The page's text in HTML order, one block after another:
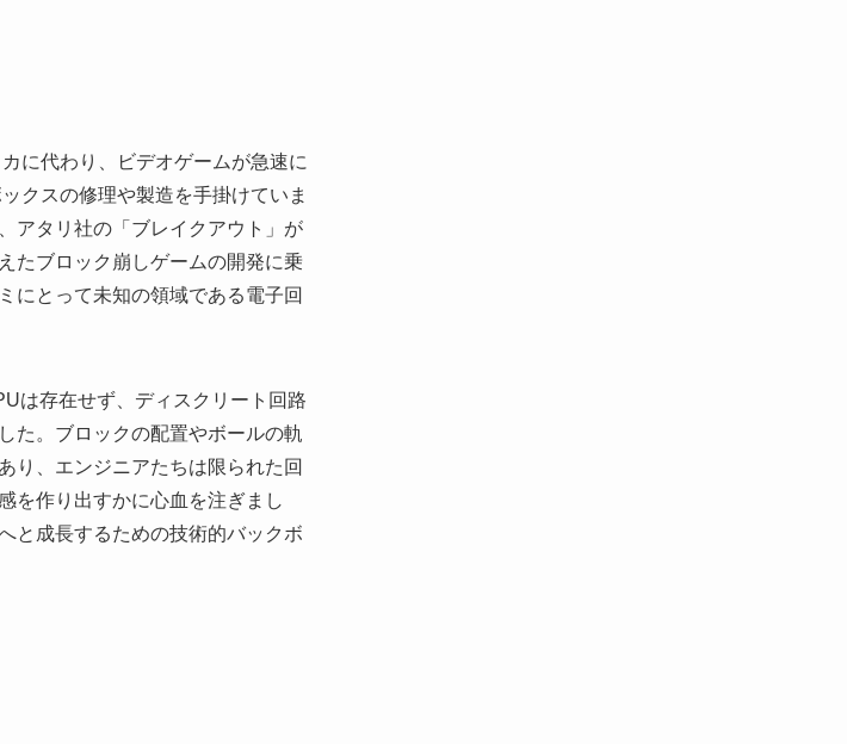
に代わり、ビデオゲームが急速に
クスの修理や製造を手掛けていま
アタリ社の「ブレイクアウト」が
たブロック崩しゲームの開発に乗
にとって未知の領域である電子回
は存在せず、ディスクリート回路
た。ブロックの配置やボールの軌
り、エンジニアたちは限られた回
を作り出すかに心血を注ぎまし
と成長するための技術的バックボ